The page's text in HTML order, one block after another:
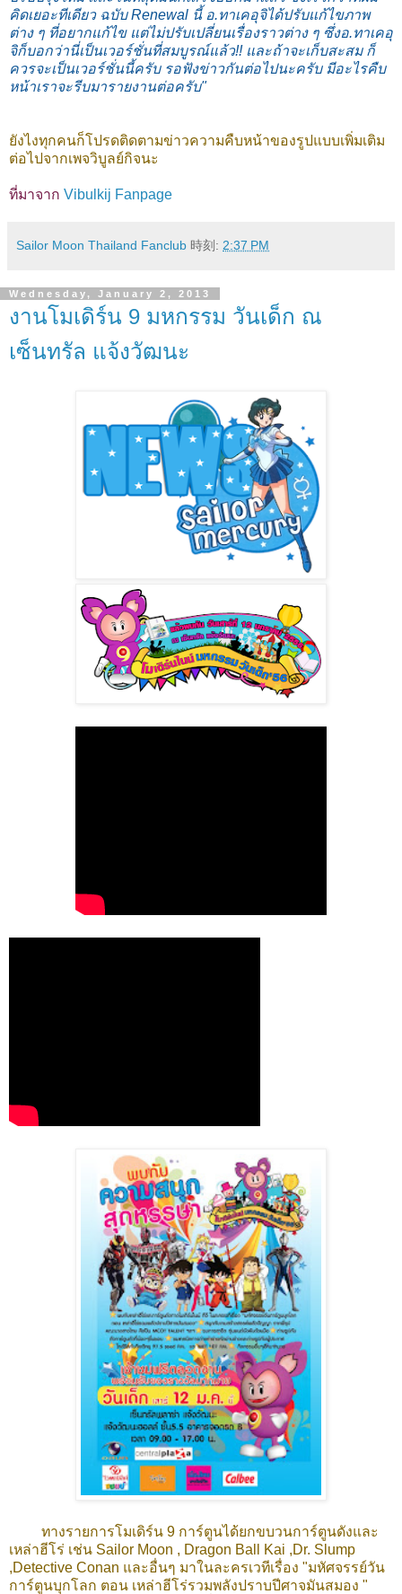
คิดเยอะทีเดียว ฉบับ Renewal นี้ อ.ทาเคอุจิได้ปรับแก้ไขภาพ
ต่าง ๆ ที่อยากแก้ไข แต่ไม่ปรับเปลี่ยนเรื่องราวต่าง ๆ ซึ่งอ.ทาเคอุ
จิก็บอกว่านี่เป็นเวอร์ชั่นที่สมบูรณ์แล้ว!! และถ้าจะเก็บสะสม ก็
ควรจะเป็นเวอร์ชั่นนี้ครับ รอฟังข่าวกันต่อไปนะครับ มีอะไรคืบ
หน้าเราจะรีบมารายงานต่อครับ"
ยังไงทุกคนก็โปรดติดตามข่าวความคืบหน้าของรูปแบบเพิ่มเติม
ต่อไปจากเพจวิบูลย์กิจนะ
ที่มาจาก Vibulkij Fanpage
Sailor Moon Thailand Fanclub 時刻: 2:37 PM
Wednesday, January 2, 2013
งานโมเดิร์น 9 มหกรรม วันเด็ก ณ
เซ็นทรัล แจ้งวัฒนะ
ทางรายการโมเดิร์น 9 การ์ตูนได้ยกขบวนการ์ตูนดังและ
เหล่าฮีโร่ เช่น Sailor Moon , Dragon Ball Kai ,Dr. Slump
,Detective Conan และอื่นๆ มาในละครเวทีเรื่อง "มหัศจรรย์วัน
การ์ตูนบุกโลก ตอน เหล่าฮีโร่รวมพลังปราบปีศาจมันสมอง "